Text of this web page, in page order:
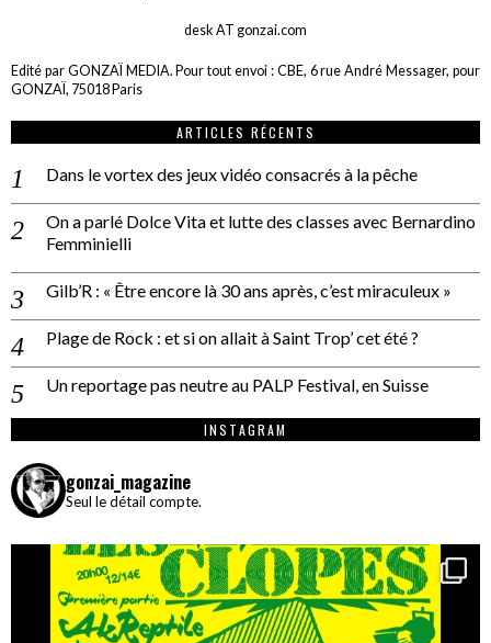
desk AT gonzai.com
Edité par GONZAÏ MEDIA. Pour tout envoi : CBE, 6 rue André Messager, pour
GONZAÏ, 75018 Paris
ARTICLES RÉCENTS
Dans le vortex des jeux vidéo consacrés à la pêche
On a parlé Dolce Vita et lutte des classes avec Bernardino
Femminielli
Gilb’R : « Être encore là 30 ans après, c’est miraculeux »
Plage de Rock : et si on allait à Saint Trop’ cet été ?
Un reportage pas neutre au PALP Festival, en Suisse
INSTAGRAM
gonzai_magazine
Seul le détail compte.